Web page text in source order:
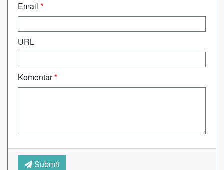
Email *
URL
Komentar*
Submit